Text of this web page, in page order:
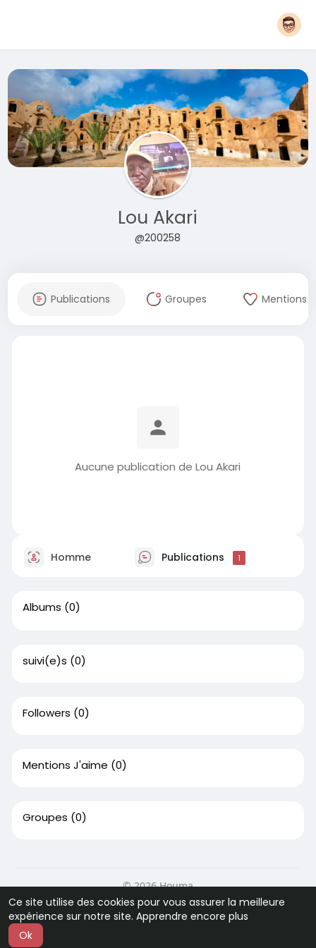
Ce site utilise des cookies pour vous assurer la meilleure
expérience sur notre site. Apprendre encore plus
Ok
Lou Akari
@200258
Publications Groupes Mentions
Aucune publication de Lou Akari
Homme Publications 1
Albums (0)
suivi(e)s (0)
Followers (0)
Mentions J'aime (0)
Groupes (0)
© 2026 Houma
Accueil
A Propos
Contactez-nous
Politique de confidentialité
Conditions d'utilisation